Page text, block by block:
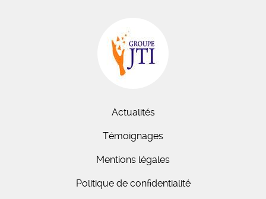
Actualités
Témoignages
Mentions légales
Politique de confidentialité